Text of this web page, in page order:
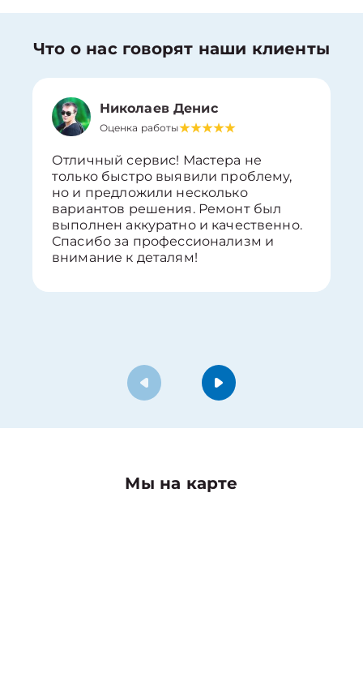
Что о нас говорят наши клиенты
Николаев Денис
Оценка работы
Отличный сервис! Мастера не
только быстро выявили проблему,
но и предложили несколько
вариантов решения. Ремонт был
выполнен аккуратно и качественно.
Спасибо за профессионализм и
внимание к деталям!
Мы на карте